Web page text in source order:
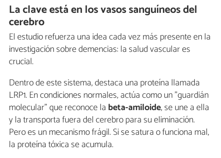
La clave está en los vasos sanguíneos del
cerebro
El estudio refuerza una idea cada vez más presente en la
investigación sobre demencias: la salud vascular es
crucial.
Dentro de este sistema, destaca una proteína llamada
LRP1. En condiciones normales, actúa como un "guardián
molecular" que reconoce la beta-amiloide, se une a ella
y la transporta fuera del cerebro para su eliminación.
Pero es un mecanismo frágil. Si se satura o funciona mal,
la proteína tóxica se acumula.